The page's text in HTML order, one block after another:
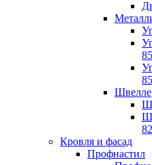
Кровля и фасад
Профнастил